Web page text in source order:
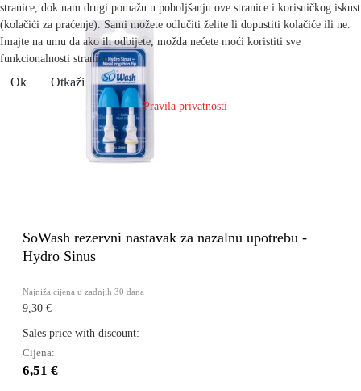
SoWash rezervni nastavak za nazalnu upotrebu -
Hydro Sinus
Najniža cijena u zadnjih 30 dana
9,30 €
Sales price with discount:
Cijena:
6,51 €
stranice, dok nam drugi pomažu u poboljšanju ove stranice i korisničkog
(kolačići za praćenje). Sami možete odlučiti želite li dopustiti kolačiće ili ne.
Imajte na umu da ako ih odbijete, možda nećete moći koristiti sve
funkcionalnosti stranice.
Ok Otkaži
Pravila privatnosti